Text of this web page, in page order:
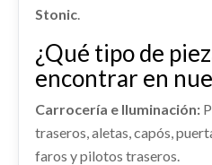
RETROVISOR
RETROVISOR DERECHO
KIA CARENS IV 1.6 GDI
Ref: 2274363
INTERCOOLER
INTERCOOLER usado.
Stonic
¿Qué tipo de
encontrar en
Carrocería e Iluminación:
traseros, aletas, capós,
faros y pilotos traseros.